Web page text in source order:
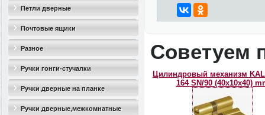
дверные(стопоры)
Петли дверные
Почтовые ящики
Разное
Ручки гонги-стучалки
Ручки дверные на планке
Ручки дверные,межкомнатные
Советуем
Цилиндровый механизм
164 SN/90 (40х10х40)